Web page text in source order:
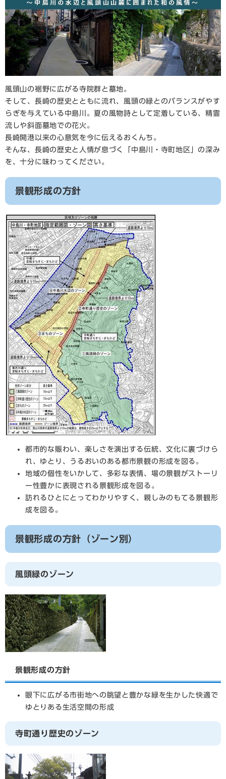
風頭山の裾野に広がる寺院群と墓地。
そして、長崎の歴史とともに流れ、風頭の緑とのバランスがやす
らぎを与えている中島川。夏の風物詩として定着している、精霊
流しや斜面墓地での花火。
長崎開港以来の心意気を今に伝えるおくんち。
そんな、長崎の歴史と人情が息づく「中島川・寺町地区」の深み
を、十分に味わってください。
景観形成の方針
都市的な賑わい、楽しさを演出する伝統、文化に裏づけら
れ、ゆとり、うるおいのある都市景観の形成を図る。
地域の個性をいかして、多彩な表情、場の景観がストーリ
ー性豊かに表現される景観形成を図る。
訪れるひとにとってわかりやすく、親しみのもてる景観形
成を図る。
景観形成の方針（ゾーン別）
風頭緑のゾーン
景観形成の方針
眼下に広がる市街地への眺望と豊かな緑を生かした快適で
ゆとりある生活空間の形成
寺町通り歴史のゾーン